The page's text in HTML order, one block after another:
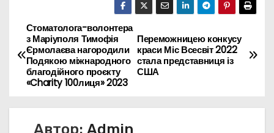
Н
а
в
и
Переможницею конкусу
краси Міс Всесвіт 2022
стала представниця із
США
Стоматолога-волонтера
з Маріуполя Тимофія
Єрмолаєва нагородили
Подякою міжнародного
благодійного проєкту
«Charity 100лиця» 2023
Автор: Admin